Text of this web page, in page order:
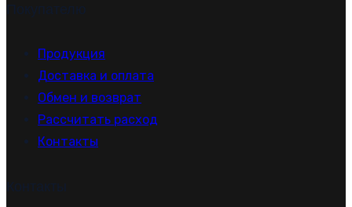
Покупателю
Продукция
Доставка и оплата
Обмен и возврат
Рассчитать расход
Контакты